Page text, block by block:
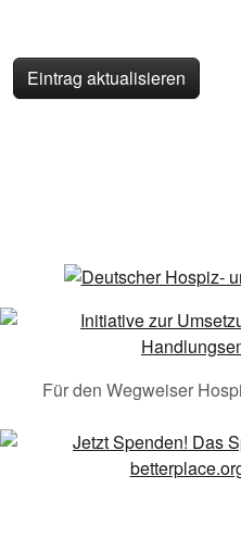
Eintrag aktualisieren
Für den Wegweiser